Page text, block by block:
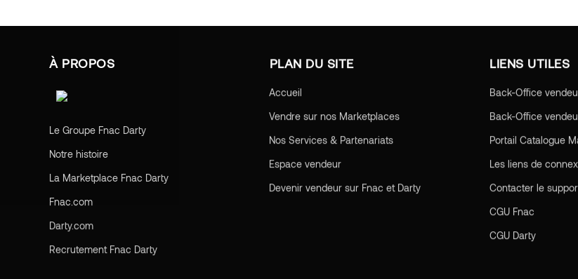
À PROPOS
Le Groupe Fnac Darty
Notre histoire
La Marketplace Fnac Darty
Fnac.com
Darty.com
Recrutement Fnac Darty
PLAN DU SITE
Accueil
Vendre sur nos Marketplaces
Nos Services & Partenariats
Espace vendeur
Devenir vendeur sur Fnac et Darty
LIENS UTILES
Back-Office
Back-Office
Portail Catalogue
Les liens de
Contacter le
CGUFnac
CGUDarty